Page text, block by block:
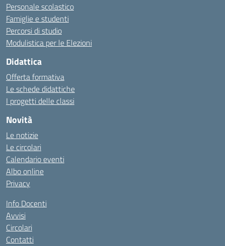
Personale scolastico
Famiglie e studenti
Percorsi di studio
Modulistica per le Elezioni
Didattica
Offerta formativa
Le schede didattiche
I progetti delle classi
Novità
Le notizie
Le circolari
Calendario eventi
Albo online
Privacy
Info Docenti
Avvisi
Circolari
Contatti